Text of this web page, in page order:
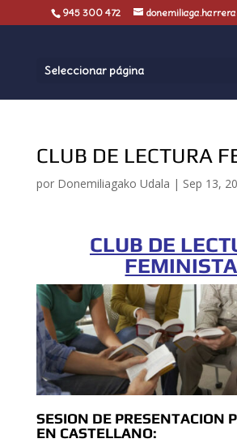
945 300 472
Seleccionar página
CLUB DE LECTURA
por Donemiliagako Udala | Sep 13,
CLUB DE
FEMINISTA
SESION DE PRESENTACION
EN CASTELLANO: